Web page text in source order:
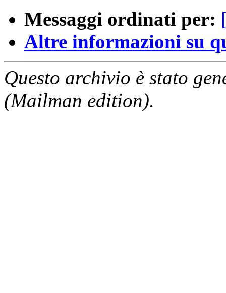
Messaggi ordinati per:
Altre informazioni su
Questo archivio è stato
(Mailman edition).